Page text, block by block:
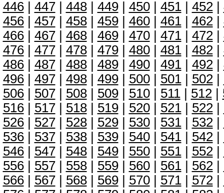
446| 447| 448| 449| 450| 451| 452|
456| 457| 458| 459| 460| 461| 462|
466| 467| 468| 469| 470| 471| 472|
476| 477| 478| 479| 480| 481| 482|
486| 487| 488| 489| 490| 491| 492|
496| 497| 498| 499| 500| 501| 502|
506| 507| 508| 509| 510| 511| 512|
516| 517| 518| 519| 520| 521| 522|
526| 527| 528| 529| 530| 531| 532|
536| 537| 538| 539| 540| 541| 542|
546| 547| 548| 549| 550| 551| 552|
556| 557| 558| 559| 560| 561| 562|
566| 567| 568| 569| 570| 571| 572|